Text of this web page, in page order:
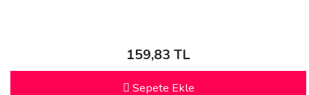
159,83 TL
Sepete Ekle